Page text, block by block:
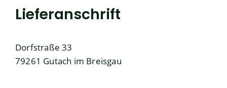
Lieferanschrift
Dorfstraße 33
79261 Gutach im Breisgau